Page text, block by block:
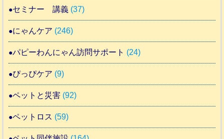
セミナー 講義 (37)
にゃんケア (246)
パピーわんにゃん訪問サポート (24)
ぴっぴケア (9)
ペットと災害 (92)
ペットロス (59)